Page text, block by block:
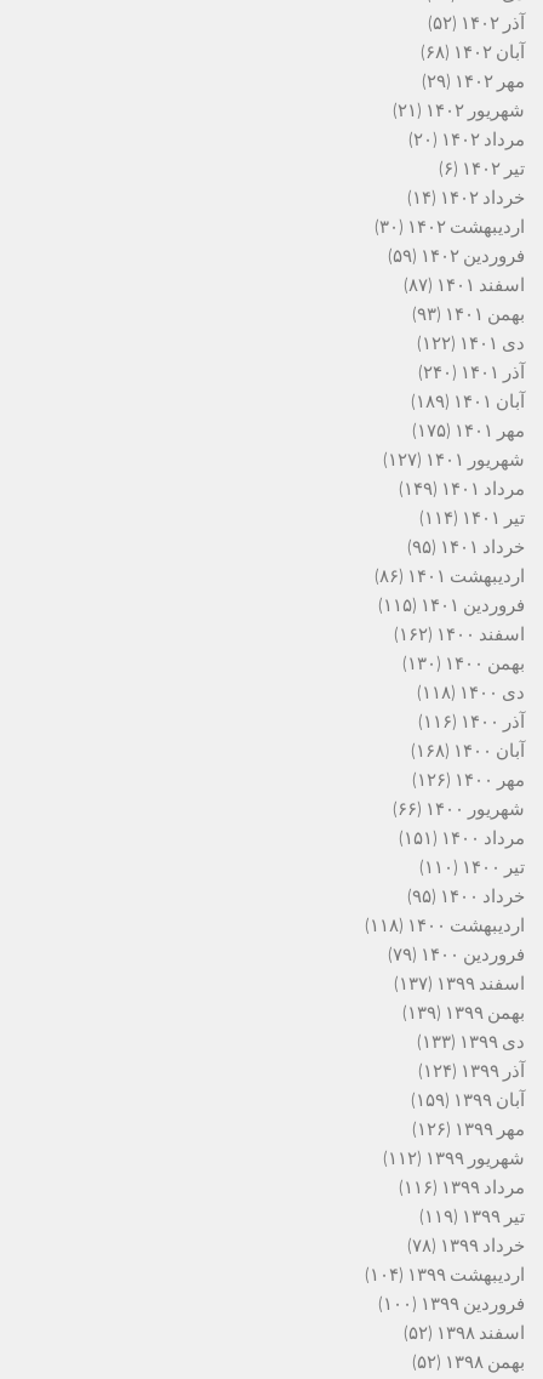
آذر ۱۴۰۲
(۵۲)
آبان ۱۴۰۲
(۶۸)
مهر ۱۴۰۲
(۲۹)
شهریور ۱۴۰۲
(۲۱)
مرداد ۱۴۰۲
(۲۰)
تیر ۱۴۰۲
(۶)
خرداد ۱۴۰۲
(۱۴)
اردیبهشت ۱۴۰۲
(۳۰)
فروردین ۱۴۰۲
(۵۹)
اسفند ۱۴۰۱
(۸۷)
بهمن ۱۴۰۱
(۹۳)
دی ۱۴۰۱
(۱۲۲)
آذر ۱۴۰۱
(۲۴۰)
آبان ۱۴۰۱
(۱۸۹)
مهر ۱۴۰۱
(۱۷۵)
شهریور ۱۴۰۱
(۱۲۷)
مرداد ۱۴۰۱
(۱۴۹)
تیر ۱۴۰۱
(۱۱۴)
خرداد ۱۴۰۱
(۹۵)
اردیبهشت ۱۴۰۱
(۸۶)
فروردین ۱۴۰۱
(۱۱۵)
اسفند ۱۴۰۰
(۱۶۲)
بهمن ۱۴۰۰
(۱۳۰)
دی ۱۴۰۰
(۱۱۸)
آذر ۱۴۰۰
(۱۱۶)
آبان ۱۴۰۰
(۱۶۸)
مهر ۱۴۰۰
(۱۲۶)
شهریور ۱۴۰۰
(۶۶)
مرداد ۱۴۰۰
(۱۵۱)
تیر ۱۴۰۰
(۱۱۰)
خرداد ۱۴۰۰
(۹۵)
اردیبهشت ۱۴۰۰
(۱۱۸)
فروردین ۱۴۰۰
(۷۹)
اسفند ۱۳۹۹
(۱۳۷)
بهمن ۱۳۹۹
(۱۳۹)
دی ۱۳۹۹
(۱۳۳)
آذر ۱۳۹۹
(۱۲۴)
آبان ۱۳۹۹
(۱۵۹)
مهر ۱۳۹۹
(۱۲۶)
شهریور ۱۳۹۹
(۱۱۲)
مرداد ۱۳۹۹
(۱۱۶)
تیر ۱۳۹۹
(۱۱۹)
خرداد ۱۳۹۹
(۷۸)
اردیبهشت ۱۳۹۹
(۱۰۴)
فروردین ۱۳۹۹
(۱۰۰)
اسفند ۱۳۹۸
(۵۲)
بهمن ۱۳۹۸
(۵۲)